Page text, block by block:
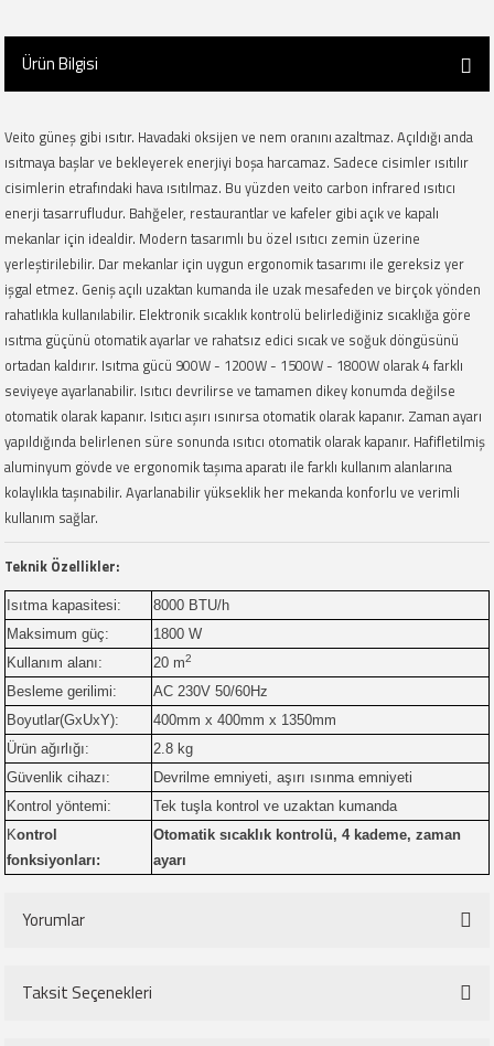
Ürün Bilgisi
Veito güneş gibi ısıtır. Havadaki oksijen ve nem oranını azaltmaz. Açıldığı anda
ısıtmaya başlar ve bekleyerek enerjiyi boşa harcamaz. Sadece cisimler ısıtılır
cisimlerin etrafındaki hava ısıtılmaz. Bu yüzden veito carbon infrared ısıtıcı
enerji tasarrufludur. Bahğeler, restaurantlar ve kafeler gibi açık ve kapalı
mekanlar için idealdir. Modern tasarımlı bu özel ısıtıcı zemin üzerine
yerleştirilebilir. Dar mekanlar için uygun ergonomik tasarımı ile gereksiz yer
işgal etmez. Geniş açılı uzaktan kumanda ile uzak mesafeden ve birçok yönden
rahatlıkla kullanılabilir. Elektronik sıcaklık kontrolü belirlediğiniz sıcaklığa göre
ısıtma güçünü otomatik ayarlar ve rahatsız edici sıcak ve soğuk döngüsünü
ortadan kaldırır. Isıtma gücü 900W - 1200W - 1500W - 1800W olarak 4 farklı
seviyeye ayarlanabilir. Isıtıcı devrilirse ve tamamen dikey konumda değilse
otomatik olarak kapanır. Isıtıcı aşırı ısınırsa otomatik olarak kapanır. Zaman ayarı
yapıldığında belirlenen süre sonunda ısıtıcı otomatik olarak kapanır. Hafifletilmiş
aluminyum gövde ve ergonomik taşıma aparatı ile farklı kullanım alanlarına
kolaylıkla taşınabilir. Ayarlanabilir yükseklik her mekanda konforlu ve verimli
kullanım sağlar.
Teknik Özellikler:
Isıtma kapasitesi:
8000 BTU/h
Maksimum güç:
1800 W
Kullanım alanı:
20 m2
Besleme gerilimi:
AC 230V 50/60Hz
Boyutlar(GxUxY):
400mm x 400mm x 1350mm
Ürün ağırlığı:
2.8 kg
Güvenlik cihazı:
Devrilme emniyeti, aşırı ısınma emniyeti
Kontrol yöntemi:
Tek tuşla kontrol ve uzaktan kumanda
Kontrol
fonksiyonları:
Otomatik sıcaklık kontrolü, 4 kademe, zaman
ayarı
Yorumlar
Taksit Seçenekleri